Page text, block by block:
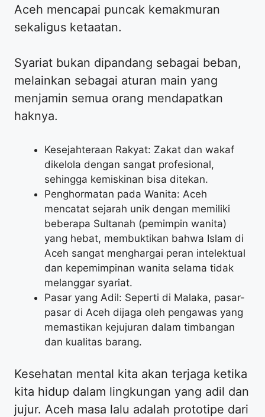
Aceh mencapai puncak kemakmuran
sekaligus ketaatan.
Syariat bukan dipandang sebagai beban,
melainkan sebagai aturan main yang
menjamin semua orang mendapatkan
haknya.
Kesejahteraan Rakyat: Zakat dan wakaf
dikelola dengan sangat profesional,
sehingga kemiskinan bisa ditekan.
Penghormatan pada Wanita: Aceh
mencatat sejarah unik dengan memiliki
beberapa Sultanah (pemimpin wanita)
yang hebat, membuktikan bahwa Islam di
Aceh sangat menghargai peran intelektual
dan kepemimpinan wanita selama tidak
melanggar syariat.
Pasar yang Adil: Seperti di Malaka, pasar-
pasar di Aceh dijaga oleh pengawas yang
memastikan kejujuran dalam timbangan
dan kualitas barang.
Kesehatan mental kita akan terjaga ketika
kita hidup dalam lingkungan yang adil dan
jujur. Aceh masa lalu adalah prototipe dari